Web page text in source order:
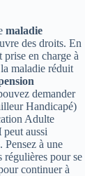
maladie
des droits. En
en charge à
maladie réduit
demander
Handicapé)
Adulte
peut aussi
Pensez à une
régulières pour se
continuer à